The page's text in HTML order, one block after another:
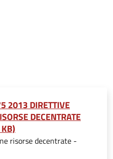
2013 DIRETTIVE
DECENTRATE
risorse decentrate -